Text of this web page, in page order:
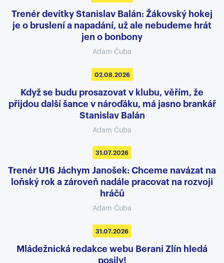
Trenér devítky Stanislav Balán: Žákovský hokej
je o bruslení a napadání, už ale nebudeme hrát
jen o bonbony
Adam Čuba
02.08.2026
Když se budu prosazovat v klubu, věřím, že
přijdou další šance v nároďáku, má jasno brankář
Stanislav Balán
Adam Čuba
31.07.2026
Trenér U16 Jáchym Janošek: Chceme navázat na
loňský rok a zároveň nadále pracovat na rozvoji
hráčů
Adam Čuba
31.07.2026
Mládežnická redakce webu Berani Zlín hledá
posily!